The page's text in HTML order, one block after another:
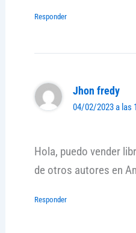
Responder
Jhon fredy
04/02/2023 a las
Hola, puedo vender
de otros autores en
Responder